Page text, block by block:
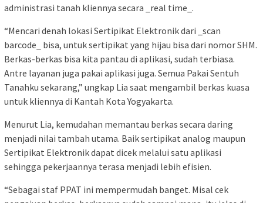
administrasi tanah kliennya secara _real time_.
“Mencari denah lokasi Sertipikat Elektronik dari _scan
barcode_ bisa, untuk sertipikat yang hijau bisa dari nomor SHM.
Berkas-berkas bisa kita pantau di aplikasi, sudah terbiasa.
Antre layanan juga pakai aplikasi juga. Semua Pakai Sentuh
Tanahku sekarang,” ungkap Lia saat mengambil berkas kuasa
untuk kliennya di Kantah Kota Yogyakarta.
Menurut Lia, kemudahan memantau berkas secara daring
menjadi nilai tambah utama. Baik sertipikat analog maupun
Sertipikat Elektronik dapat dicek melalui satu aplikasi
sehingga pekerjaannya terasa menjadi lebih efisien.
“Sebagai staf PPAT ini mempermudah banget. Misal cek